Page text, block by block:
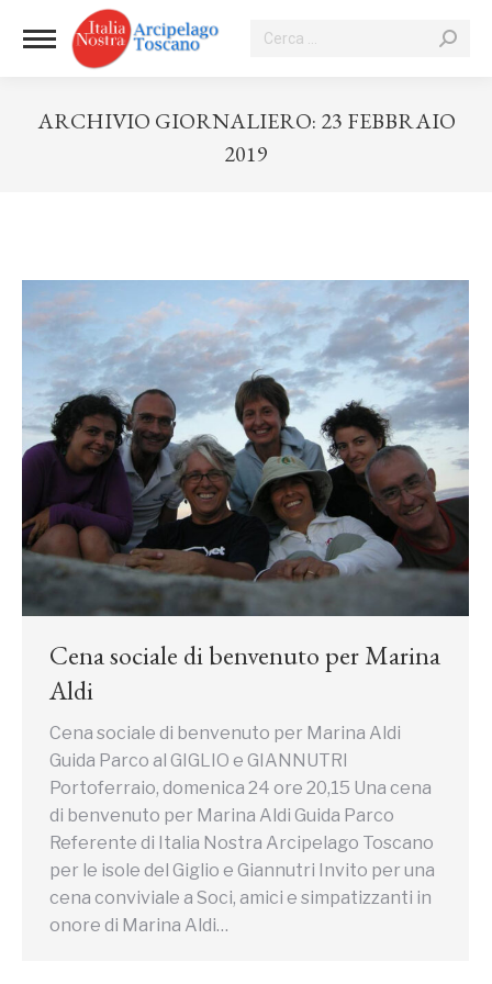
Cerca:
ARCHIVIO GIORNALIERO: 23 FEBBRAIO
2019
Cena sociale di benvenuto per Marina
Aldi
Cena sociale di benvenuto per Marina Aldi
Guida Parco al GIGLIO e GIANNUTRI
Portoferraio, domenica 24 ore 20,15 Una cena
di benvenuto per Marina Aldi Guida Parco
Referente di Italia Nostra Arcipelago Toscano
per le isole del Giglio e Giannutri Invito per una
cena conviviale a Soci, amici e simpatizzanti in
onore di Marina Aldi…